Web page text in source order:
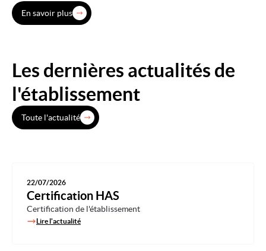
En savoir plus
Les dernières actualités de
l'établissement
Toute l'actualité
22/07/2026
Certification HAS
Certification de l'établissement
Lire l'actualité